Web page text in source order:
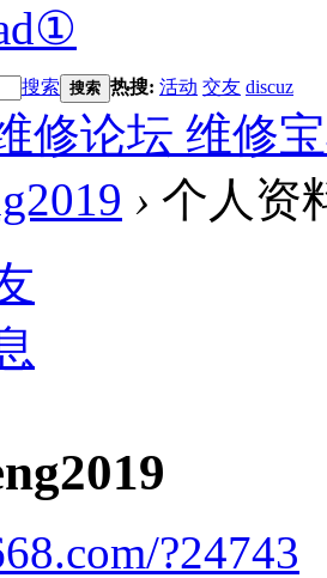
搜索 搜索 热搜: 活动 交友 discuz
修论坛 维修
› 个人资
?24743